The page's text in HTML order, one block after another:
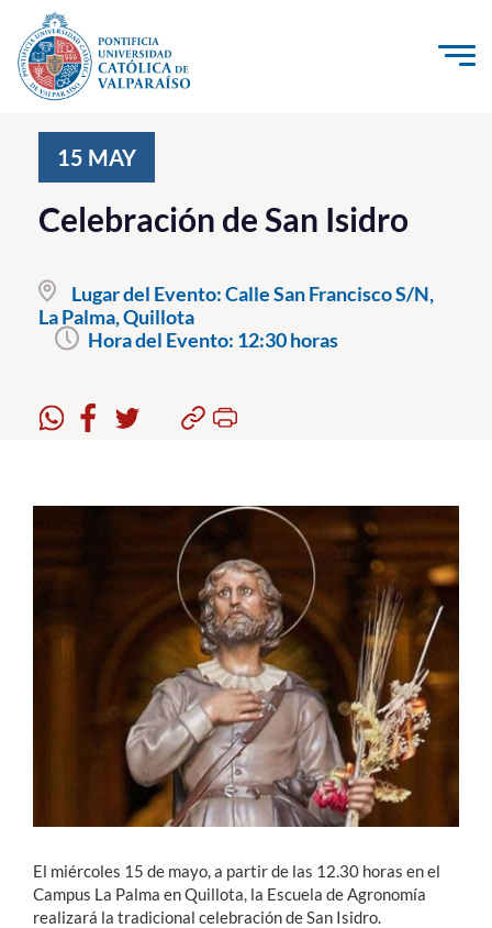
Click acá para ir directamente al contenido
Investigación, Creación e Innovación
PUCV Internacional
Admisión
Postgrado
Funcionarios
15 MAY
Celebración de San Isidro
Lugar del Evento:Calle San Francisco S/N,
La Palma, Quillota
Hora del Evento: 12:30 horas
El miércoles 15 de mayo, a partir de las 12.30 horas en el
Campus La Palma en Quillota, la Escuela de Agronomía
realizará la tradicional celebración de San Isidro.